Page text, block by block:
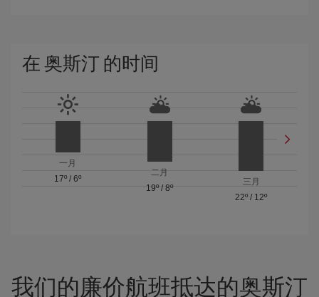
在 奥斯汀 的时间
一月
17º /6º
二月
19º/ 8º
三月
22º / 12º
我们的廉价航班抵达的奥斯汀